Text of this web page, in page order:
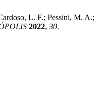
L. F.; Pessini,
2022, 30.